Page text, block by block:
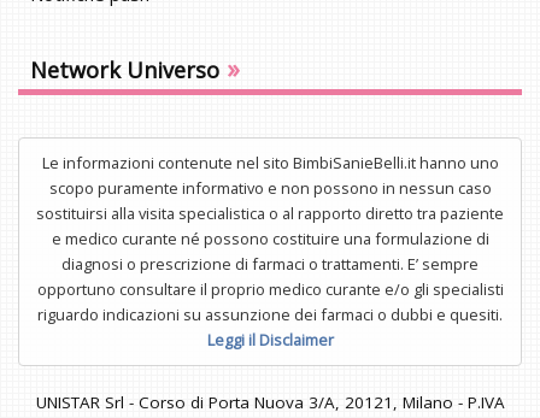
Network Universo »
Le informazioni contenute nel sito BimbiSanieBelli.it hanno uno
scopo puramente informativo e non possono in nessun caso
sostituirsi alla visita specialistica o al rapporto diretto tra paziente
e medico curante né possono costituire una formulazione di
diagnosi o prescrizione di farmaci o trattamenti. E’ sempre
opportuno consultare il proprio medico curante e/o gli specialisti
riguardo indicazioni su assunzione dei farmaci o dubbi e quesiti.
Leggi il Disclaimer
UNISTAR Srl - Corso di Porta Nuova 3/A, 20121, Milano - P.IVA